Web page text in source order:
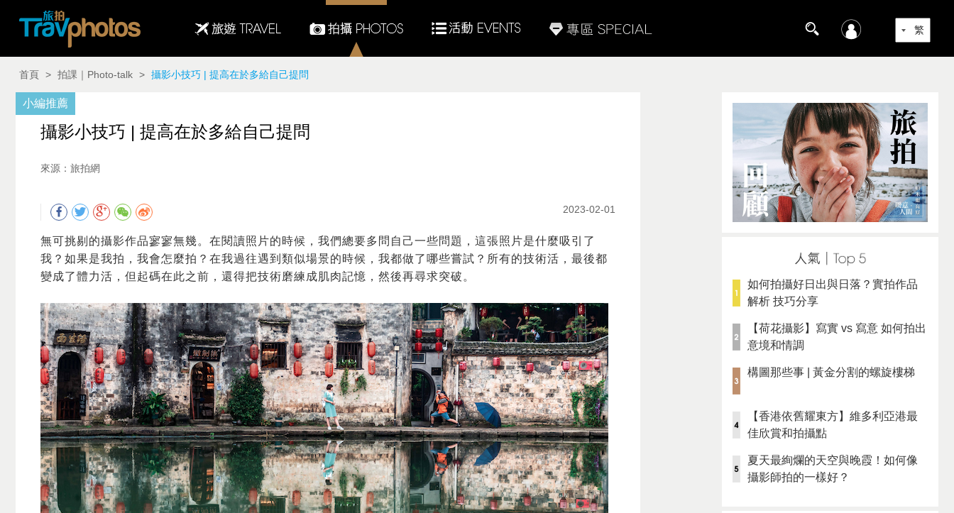
首頁 > 拍課｜Photo-talk > 攝影小技巧 | 提高在於多給自己提問
小編推薦
攝影小技巧 | 提高在於多給自己提問
來源：旅拍網
2023-02-01
無可挑剔的攝影作品寥寥無幾。在閱讀照片的時候，我們總要多問自己一些問題，這張照片是什麼吸引了
我？如果是我拍，我會怎麼拍？在我過往遇到類似場景的時候，我都做了哪些嘗試？所有的技術活，最後都
變成了體力活，但起碼在此之前，還得把技術磨練成肌肉記憶，然後再尋求突破。
如何拍攝好日出與日落？實拍作品
解析 技巧分享
【荷花攝影】寫實 vs 寫意 如何拍出
意境和情調
構圖那些事 | 黃金分割的螺旋樓梯
【香港依舊耀東方】維多利亞港最
佳欣賞和拍攝點
夏天最絢爛的天空與晚霞！如何像
攝影師拍的一樣好？